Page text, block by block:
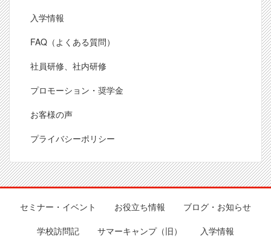
入学情報
FAQ（よくある質問）
社員研修、社内研修
プロモーション・奨学金
お客様の声
プライバシーポリシー
Footerセミナー・イベント お役立ち情報
ブログ・お知らせ
学校訪問記
サマーキャンプ（旧） 入学情報